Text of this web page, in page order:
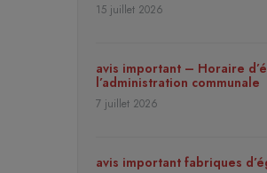
15 juillet 2026
avis important – Horaire
l’administration communale
7 juillet 2026
avis important fabriques